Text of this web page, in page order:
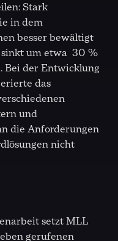
Stark
in dem
besser bewältigt
um etwa 30 %
Bei der Entwicklung
das
und
die Anforderungen
nicht
setzt MLL
gerufenen